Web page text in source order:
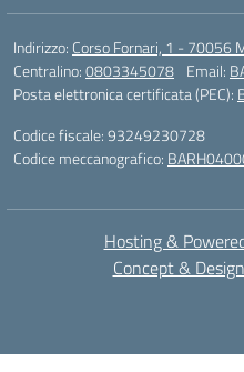
Indirizzo: Corso Fornari, 1 - 70056
Centralino:0803345078 Email:
Posta elettronica certificata (PEC):
Codice fiscale: 93249230728
Codice meccanografico:
Hosting &
Concept &